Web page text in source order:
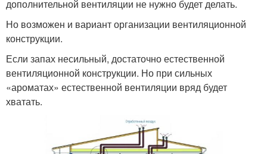
дополнительной вентиляции не нужно будет делать.
Но возможен и вариант организации вентиляционной
конструкции.
Если запах несильный, достаточно естественной
вентиляционной конструкции. Но при сильных
«ароматах» естественной вентиляции вряд будет
хватать.